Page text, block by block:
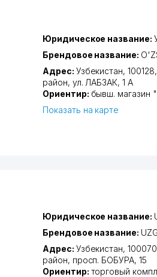
Юридическое название:
Брендовое название:
Адрес: Узбекистан, 100128,
район, ул. ЛАБЗАК, 1 А
Ориентир: бывш.
Показать на карте
Юридическое название:
Брендовое название:
Адрес: Узбекистан,
район, просп. БОБУРА, 15
Ориентир: торговый